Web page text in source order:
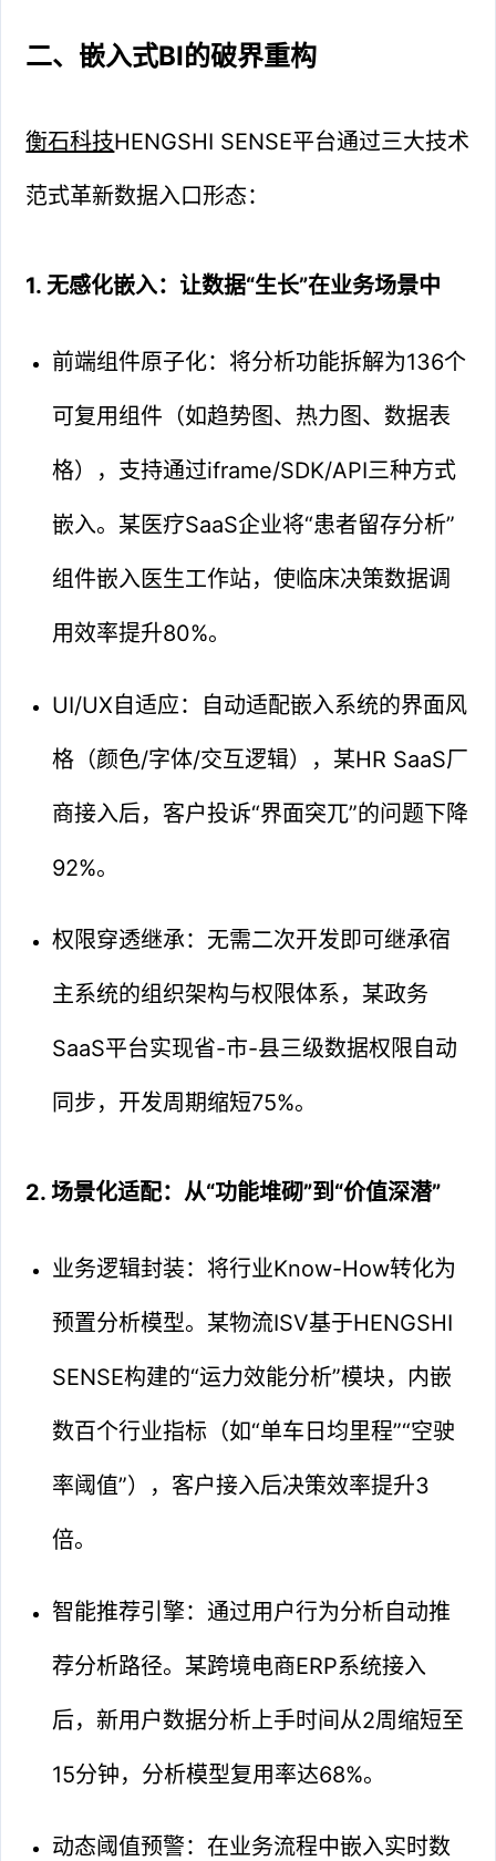
二、嵌入式BI的破界重构
衡石科技HENGSHI SENSE平台通过三大技术
范式革新数据入口形态：
1. 无感化嵌入：让数据“生长”在业务场景中
前端组件原子化：将分析功能拆解为136个
可复用组件（如趋势图、热力图、数据表
格），支持通过iframe/SDK/API三种方式
嵌入。某医疗SaaS企业将“患者留存分析”
组件嵌入医生工作站，使临床决策数据调
用效率提升80%。
UI/UX自适应：自动适配嵌入系统的界面风
格（颜色/字体/交互逻辑），某HR SaaS厂
商接入后，客户投诉“界面突兀”的问题下降
92%。
权限穿透继承：无需二次开发即可继承宿
主系统的组织架构与权限体系，某政务
SaaS平台实现省-市-县三级数据权限自动
同步，开发周期缩短75%。
2. 场景化适配：从“功能堆砌”到“价值深潜”
业务逻辑封装：将行业Know-How转化为
预置分析模型。某物流ISV基于HENGSHI
SENSE构建的“运力效能分析”模块，内嵌
数百个行业指标（如“单车日均里程”“空驶
率阈值”），客户接入后决策效率提升3
倍。
智能推荐引擎：通过用户行为分析自动推
荐分析路径。某跨境电商ERP系统接入
后，新用户数据分析上手时间从2周缩短至
15分钟，分析模型复用率达68%。
动态阈值预警：在业务流程中嵌入实时数